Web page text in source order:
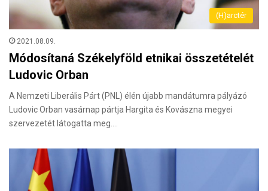
(H)arctér
2021.08.09.
Módosítaná Székelyföld etnikai összetételét
Ludovic Orban
A Nemzeti Liberális Párt (PNL) élén újabb mandátumra pályázó
Ludovic Orban vasárnap pártja Hargita és Kovászna megyei
szervezetét látogatta meg.…